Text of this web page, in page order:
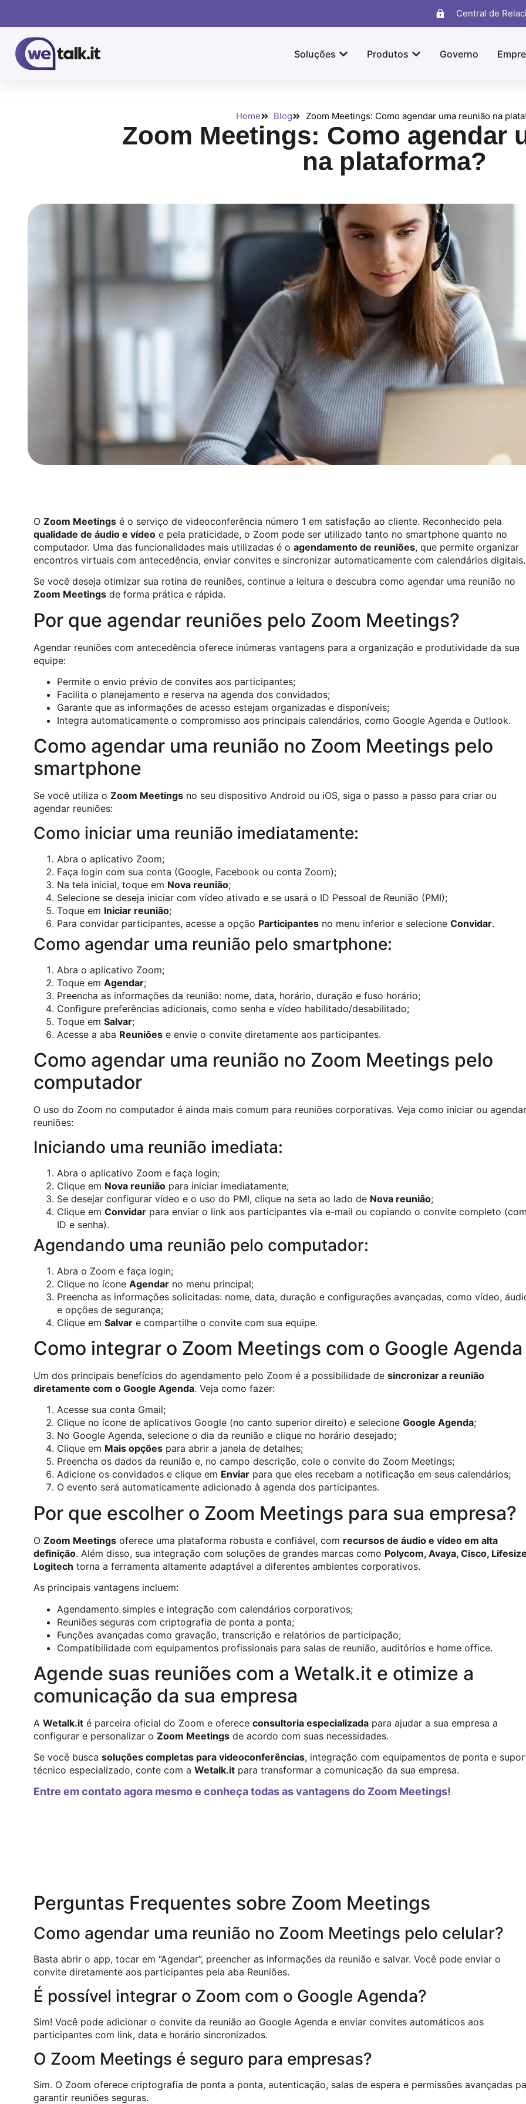
Central de
Soluções Produtos Governo
Home Blog Zoom Meetings: Como agendar uma reunião na
Zoom Meetings: Como agendar
na plataforma?
O Zoom Meetings é o serviço de videoconferência número 1 em satisfação ao cliente. Reconhecido pela
qualidade de áudio e vídeo e pela praticidade, o Zoom pode ser utilizado tanto no smartphone quanto no
computador. Uma das funcionalidades mais utilizadas é o agendamento de reuniões, que permite organizar
encontros virtuais com antecedência, enviar convites e sincronizar automaticamente com calendários digitais.
Se você deseja otimizar sua rotina de reuniões, continue a leitura e descubra como agendar uma reunião no
Zoom Meetings de forma prática e rápida.
Por que agendar reuniões pelo Zoom Meetings?
Agendar reuniões com antecedência oferece inúmeras vantagens para a organização e produtividade da sua
equipe:
Permite o envio prévio de convites aos participantes;
Facilita o planejamento e reserva na agenda dos convidados;
Garante que as informações de acesso estejam organizadas e disponíveis;
Integra automaticamente o compromisso aos principais calendários, como Google Agenda e Outlook.
Como agendar uma reunião no Zoom Meetings pelo
smartphone
Se você utiliza o Zoom Meetings no seu dispositivo Android ou iOS, siga o passo a passo para criar ou
agendar reuniões:
Como iniciar uma reunião imediatamente:
Abra o aplicativo Zoom;
Faça login com sua conta (Google, Facebook ou conta Zoom);
Na tela inicial, toque em Nova reunião;
Selecione se deseja iniciar com vídeo ativado e se usará o ID Pessoal de Reunião (PMI);
Toque em Iniciar reunião;
Para convidar participantes, acesse a opção Participantes no menu inferior e selecione Convidar.
Como agendar uma reunião pelo smartphone:
Abra o aplicativo Zoom;
Toque em Agendar;
Preencha as informações da reunião: nome, data, horário, duração e fuso horário;
Configure preferências adicionais, como senha e vídeo habilitado/desabilitado;
Toque em Salvar;
Acesse a aba Reuniões e envie o convite diretamente aos participantes.
Como agendar uma reunião no Zoom Meetings pelo
computador
O uso do Zoom no computador é ainda mais comum para reuniões corporativas. Veja como iniciar ou agendar
reuniões:
Iniciando uma reunião imediata:
Abra o aplicativo Zoom e faça login;
Clique em Nova reunião para iniciar imediatamente;
Se desejar configurar vídeo e o uso do PMI, clique na seta ao lado de Nova reunião;
Clique em Convidar para enviar o link aos participantes via e-mail ou copiando o convite completo
ID e senha).
Agendando uma reunião pelo computador:
Abra o Zoom e faça login;
Clique no ícone Agendar no menu principal;
Preencha as informações solicitadas: nome, data, duração e configurações avançadas, como vídeo,
e opções de segurança;
Clique em Salvar e compartilhe o convite com sua equipe.
Como integrar o Zoom Meetings com o Google Agenda
Um dos principais benefícios do agendamento pelo Zoom é a possibilidade de sincronizar a reunião
diretamente com o Google Agenda. Veja como fazer:
Acesse sua conta Gmail;
Clique no ícone de aplicativos Google (no canto superior direito) e selecione Google Agenda;
No Google Agenda, selecione o dia da reunião e clique no horário desejado;
Clique em Mais opções para abrir a janela de detalhes;
Preencha os dados da reunião e, no campo descrição, cole o convite do Zoom Meetings;
Adicione os convidados e clique em Enviar para que eles recebam a notificação em seus calendários;
O evento será automaticamente adicionado à agenda dos participantes.
Por que escolher o Zoom Meetings para sua empresa?
O Zoom Meetings oferece uma plataforma robusta e confiável, com recursos de áudio e vídeo em alta
definição. Além disso, sua integração com soluções de grandes marcas como Polycom, Avaya, Cisco,
Logitech torna a ferramenta altamente adaptável a diferentes ambientes corporativos.
As principais vantagens incluem:
Agendamento simples e integração com calendários corporativos;
Reuniões seguras com criptografia de ponta a ponta;
Funções avançadas como gravação, transcrição e relatórios de participação;
Compatibilidade com equipamentos profissionais para salas de reunião, auditórios e home office.
Agende suas reuniões com a Wetalk.it e otimize a
comunicação da sua empresa
A Wetalk.it é parceira oficial do Zoom e oferece consultoria especializada para ajudar a sua empresa a
configurar e personalizar o Zoom Meetings de acordo com suas necessidades.
Se você busca soluções completas para videoconferências, integração com equipamentos de ponta e
técnico especializado, conte com a Wetalk.it para transformar a comunicação da sua empresa.
Entre em contato agora mesmo e conheça todas as vantagens do Zoom Meetings!
Perguntas Frequentes sobre Zoom Meetings
Como agendar uma reunião no Zoom Meetings pelo celular?
Basta abrir o app, tocar em “Agendar”, preencher as informações da reunião e salvar. Você pode enviar o
convite diretamente aos participantes pela aba Reuniões.
É possível integrar o Zoom com o Google Agenda?
Sim! Você pode adicionar o convite da reunião ao Google Agenda e enviar convites automáticos aos
participantes com link, data e horário sincronizados.
O Zoom Meetings é seguro para empresas?
Sim. O Zoom oferece criptografia de ponta a ponta, autenticação, salas de espera e permissões avançadas
garantir reuniões seguras.